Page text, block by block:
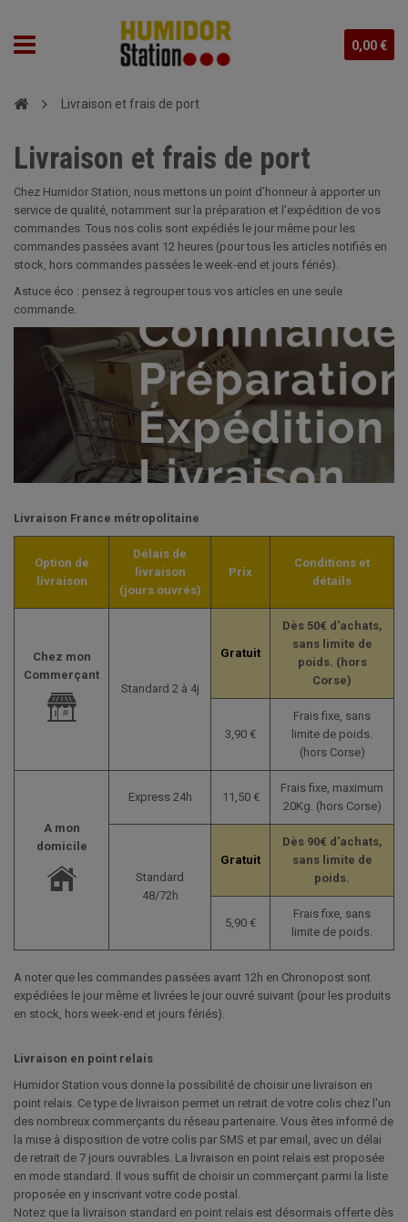
0,00 €
Livraison et frais de port
Livraison et frais de port
Chez Humidor Station, nous mettons un point d’honneur à apporter un
service de qualité, notamment sur la préparation et l’expédition de vos
commandes. Tous nos colis sont expédiés le jour même pour les
commandes passées avant 12 heures (pour tous les articles notifiés en
stock, hors commandes passées le week-end et jours fériés).
Astuce éco : pensez à regrouper tous vos articles en une seule
commande.
Livraison France métropolitaine
Option de
livraison
Délais de
livraison
(jours ouvrés)
Prix
Conditions et
détails
Chez mon
Commerçant
Standard 2 à 4j
Gratuit
Dès 50€ d'achats,
sans limite de
poids. (hors
Corse)
3,90 €
Frais fixe, sans
limite de poids.
(hors Corse)
A mon
domicile
Express 24h 11,50 €
Frais fixe, maximum
20Kg. (hors Corse)
Standard
48/72h
Gratuit
Dès 90€ d'achats,
sans limite de
poids.
5,90 €
Frais fixe, sans
limite de poids.
A noter que les commandes passées avant 12h en Chronopost sont
expédiées le jour même et livrées le jour ouvré suivant (pour les produits
en stock, hors week-end et jours fériés).
Livraison en point relais
Humidor Station vous donne la possibilité de choisir une livraison en
point relais. Ce type de livraison permet un retrait de votre colis chez l'un
des nombreux commerçants du réseau partenaire. Vous êtes informé de
la mise à disposition de votre colis par SMS et par email, avec un délai
de retrait de 7 jours ouvrables. La livraison en point relais est proposée
en mode standard. Il vous suffit de choisir un commerçant parmi la liste
proposée en y inscrivant votre code postal.
Notez que la livraison standard en point relais est désormais offerte dès